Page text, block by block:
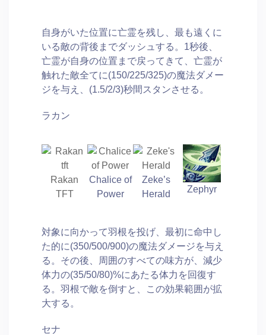
自身がいた位置に亡霊を残し、最も遠くに
いる敵の背後までダッシュする。1秒後、
亡霊が自身の位置まで戻ってきて、亡霊が
触れた敵全てに(150/225/325)の魔法ダメー
ジを与え、(1.5/2/3)秒間スタンさせる。
ラカン
Rakan
TFT
Chalice of
Power
Zeke’s
Herald
Zephyr
対象に向かって羽根を投げ、最初に命中し
た的に(350/500/900)の魔法ダメージを与え
る。その後、周囲のすべての味方が、減少
体力の(35/50/80)%にあたる体力を回復す
る。羽根で敵を倒すと、この効果範囲が拡
大する。
セナ